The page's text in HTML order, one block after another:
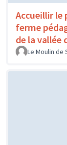
Accueillir le
ferme
de la vallée
Le Moulin de